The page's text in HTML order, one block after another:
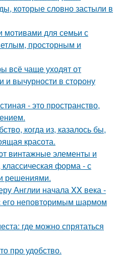
которые словно застыли в
мотивами для семьи с
просторным и
всё чаще уходят от
вычурности в сторону
- это пространство,
когда из, казалось бы,
красота.
винтажные элементы и
форма - с
решениями.
Англии начала XX века -
его неповторимым шармом
где можно спрятаться
про удобство.